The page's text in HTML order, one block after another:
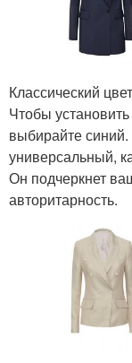
Классический
Чтобы
выбирайте
универсальный,
Он подчеркнет
авторитарность.